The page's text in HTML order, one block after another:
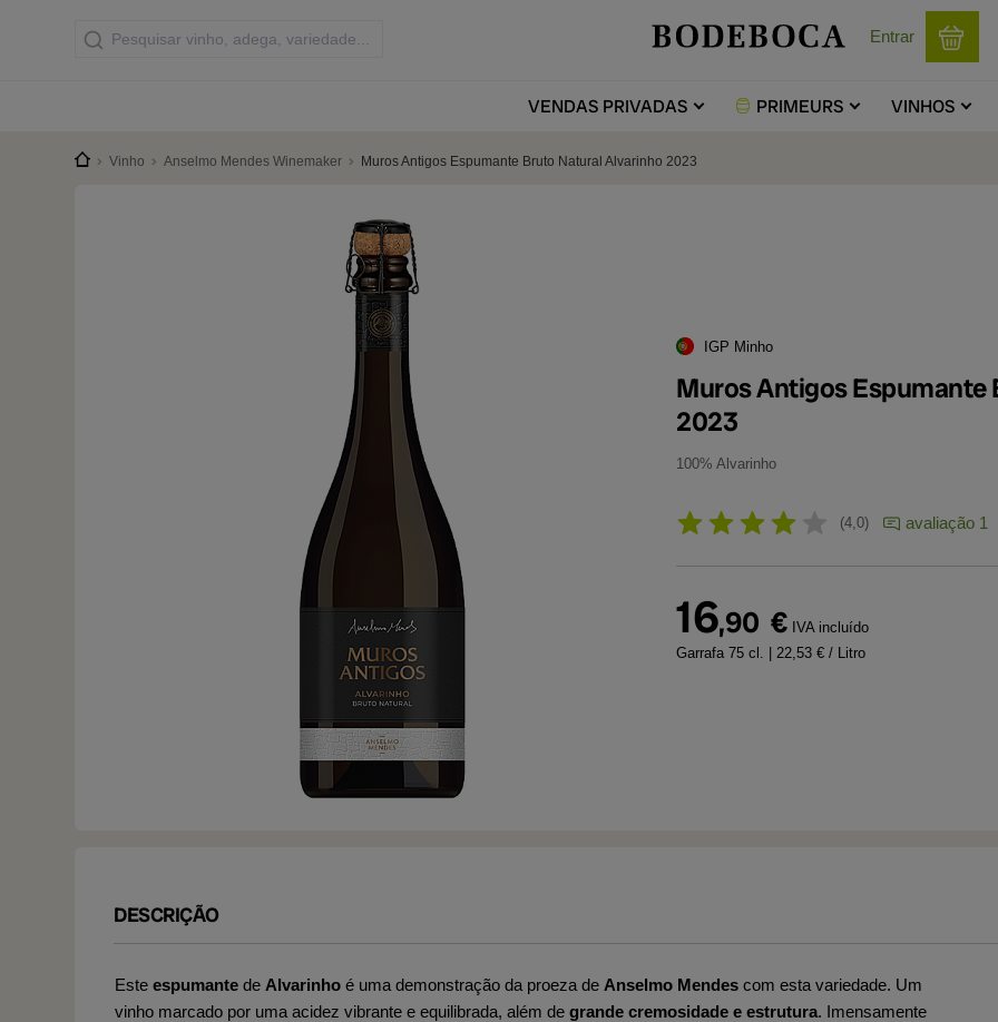
Entrar
VENDASPRIVADAS PRIMEURS VINHOS
Vinho Anselmo Mendes Winemaker Muros Antigos Espumante Bruto Natural Alvarinho 2023
IGP Minho
Muros Antigos
2023
100% Alvarinho
4,0 avaliação 1
16,90 € IVA incluído
Garrafa 75 cl. | 22,53 € / Litro
DESCRIÇÃO
Este espumante de Alvarinho é uma demonstração da proeza de Anselmo Mendes com esta variedade. Um
vinho marcado por uma acidez vibrante e equilibrada, além de grande cremosidade e estrutura. Imensamente